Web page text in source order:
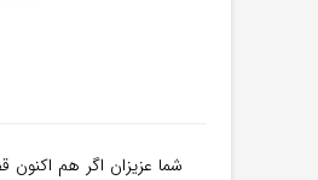
شما عزیزان اگر هم